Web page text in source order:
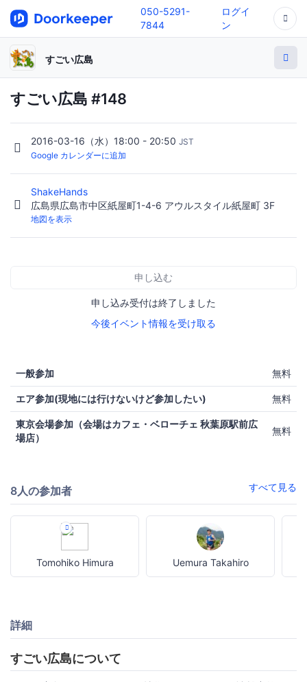
050-5291-
7844
ログイ
ン
すごい広島
すごい広島 #148
2016-03-16（水）18:00 - 20:50 JST
Google カレンダーに追加
ShakeHands
広島県広島市中区紙屋町1-4-6 アウルスタイル紙屋町 3F
地図を表示
申し込む
申し込み受付は終了しました
今後イベント情報を受け取る
一般参加 無料
エア参加(現地には行けないけど参加したい) 無料
東京会場参加（会場はカフェ・ベローチェ 秋葉原駅前広
場店）
無料
8人の参加者 すべて見る
Tomohiko Himura Uemura Takahiro
詳細
すごい広島について